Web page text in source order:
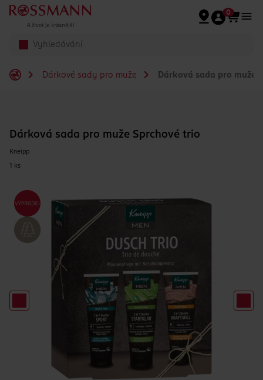
Přeskočit na hlavmní obsah
0
Dárkové sady pro muže Dárková sada pro muže
Dárková sada pro muže Sprchové trio
Kneipp
1 ks